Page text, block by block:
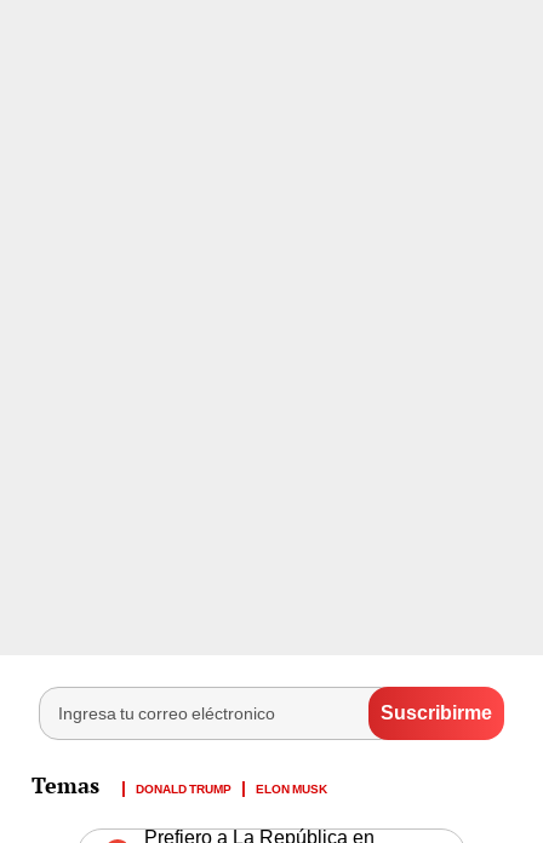
DONALD TRUMP ELON MUSK
Prefiero a La República en